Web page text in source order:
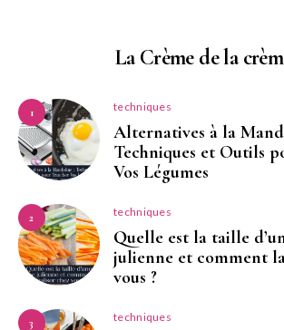
La Crème de la
1 techniques
Alternatives à la
Techniques et Outils
Vos Légumes
2 techniques
Quelle est la taille
julienne et comment
vous ?
3 techniques